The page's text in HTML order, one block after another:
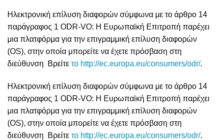
Ηλεκτρονική επίλυση διαφορών σύμφωνα με το άρθρο 14
παράγραφος 1 ODR-VO: Η Ευρωπαϊκή Επιτροπή παρέχει
μια πλατφόρμα για την επιγραμμική επίλυση διαφορών
(OS), στην οποία μπορείτε να έχετε πρόσβαση στη
διεύθυνση Βρείτε το http://ec.europa.eu/consumers/odr/.
Ηλεκτρονική επίλυση διαφορών σύμφωνα με το άρθρο 14
παράγραφος 1 ODR-VO: Η Ευρωπαϊκή Επιτροπή παρέχει
μια πλατφόρμα για την επιγραμμική επίλυση διαφορών
(OS), στην οποία μπορείτε να έχετε πρόσβαση στη
διεύθυνση Βρείτε το http://ec.europa.eu/consumers/odr/.